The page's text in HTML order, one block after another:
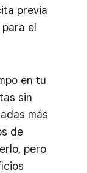
previa
el
en tu
sin
más
de
pero